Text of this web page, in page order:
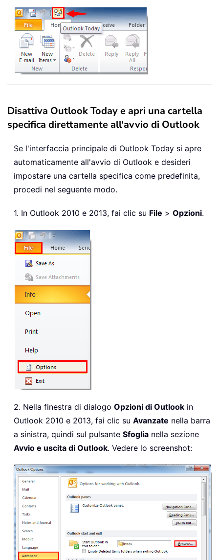
Disattiva Outlook Today e apri una cartella
specifica direttamente all'avvio di Outlook
Se l'interfaccia principale di Outlook Today si apre
automaticamente all'avvio di Outlook e desideri
impostare una cartella specifica come predefinita,
procedi nel seguente modo.
1. In Outlook 2010 e 2013, fai clic su File > Opzioni.
2. Nella finestra di dialogo Opzioni di Outlook in
Outlook 2010 e 2013, fai clic su Avanzate nella barra
a sinistra, quindi sul pulsante Sfoglia nella sezione
Avvio e uscita di Outlook. Vedere lo screenshot: